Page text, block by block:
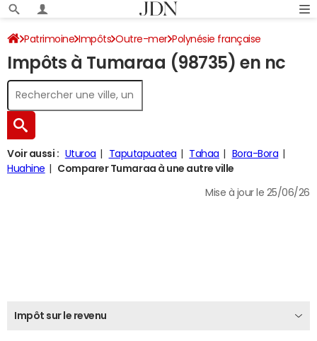
Patrimoine Impôts Outre-mer Polynésie française
Tumaraa Impôt sur le revenu
Impôts à Tumaraa (98735) en nc
Voir aussi : Uturoa Taputapuatea Tahaa
Bora-Bora
Huahine
Comparer Tumaraa à une autre ville
Mise à jour le 25/06/26
Impôt sur le revenu